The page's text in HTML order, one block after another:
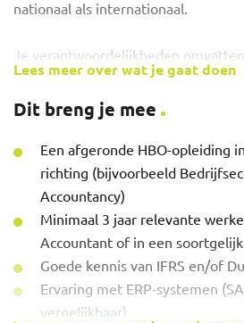
nationaal als internationaal.
Je verantwoordelijkheden
Verwerken en controleren van
Voorbereiden en uitvoeren van
en jaarafsluitingen
Opstellen van
rapportages
Voorbereiden van auditdossiers
bij accountantscontroles
Signaleren en analyseren van
verbetermogelijkheden
Assisteren bij consolidatie en
Lees meer over wat je gaat doen
Dit breng je mee
Een afgeronde HBO-opleiding
richting (bijvoorbeeld
Accountancy)
Minimaal 3 jaar relevante
Accountant of in een
Goede kennis van IFRS en/of
Ervaring met ERP-systemen
vergelijkbaar)